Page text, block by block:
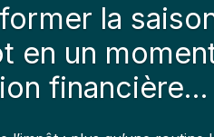
la
en un
financière